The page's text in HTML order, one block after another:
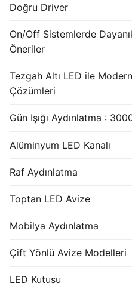
Doğru Driver
On/Off Sistemlerde
Öneriler
Tezgah Altı LED ile
Çözümleri
Gün Işığı Aydınlatma :
Alüminyum LED Kanalı
Raf Aydınlatma
Toptan LED Avize
Mobilya Aydınlatma
Çift Yönlü Avize Modelleri
LED Kutusu